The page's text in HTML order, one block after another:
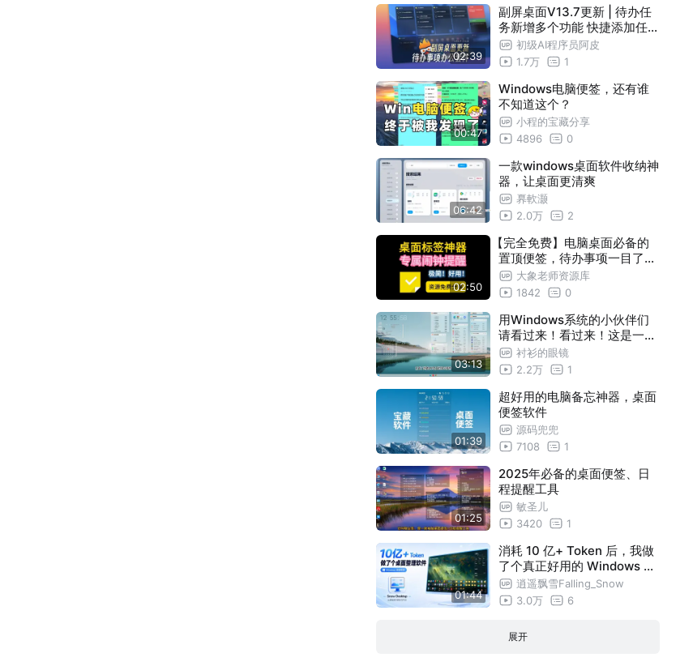
02:39
副屏桌面V13.7更新 | 待办任
务新增多个功能 快捷添加任务
与子任务、编辑详情，右键菜
单“钉住”常驻桌面等
初级AI程序员阿皮
1.7万
1
00:47
Windows电脑便签，还有谁
不知道这个？
小程的宝藏分享
4896
0
06:42
一款windows桌面软件收纳神
器，让桌面更清爽
奡軟灏
2.0万
2
02:50
【完全免费】电脑桌面必备的
置顶便签，待办事项一目了然
，还可以设置专属闹钟，让你
再也不怕忘记任何事情。
大象老师资源库
1842
0
03:13
用Windows系统的小伙伴们
请看过来！看过来！这是一期
Windows11桌面整理的简单
功能介绍
衬衫的眼镜
2.2万
1
01:39
超好用的电脑备忘神器，桌面
便签软件
源码兜兜
7108
1
01:25
2025年必备的桌面便签、日
程提醒工具
敏圣儿
3420
1
01:44
消耗 10 亿+ Token 后，我做
了个真正好用的 Windows 桌
面整理软件
逍遥飘雪Falling_Snow
3.0万
6
展开